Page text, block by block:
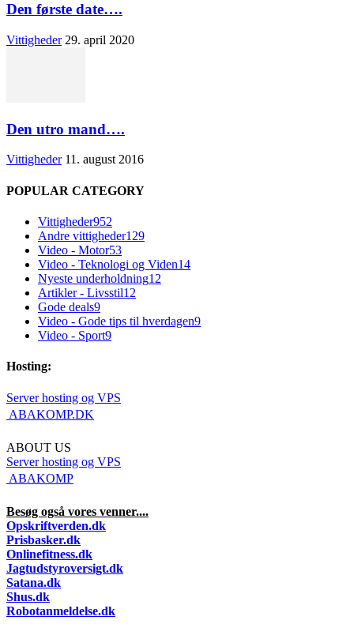
Den første date….
Vittigheder 29. april 2020
Den utro mand….
Vittigheder 11. august 2016
POPULAR CATEGORY
Vittigheder952
Andre vittigheder129
Video - Motor53
Video - Teknologi og Viden14
Nyeste underholdning12
Artikler - Livsstil12
Gode deals9
Video - Gode tips til hverdagen9
Video - Sport9
Hosting:
Server hosting og VPS
 ABAKOMP.DK
ABOUT US
Server hosting og VPS
 ABAKOMP
Besøg også vores venner....
Opskriftverden.dk
Prisbasker.dk
Onlinefitness.dk
Jagtudstyroversigt.dk
Satana.dk
Shus.dk
Robotanmeldelse.dk